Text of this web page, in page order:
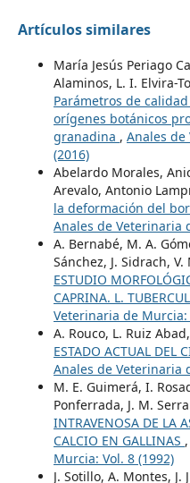
Artículos similares
María Jesús Periago
Alaminos, L. I. Elvira-
Parámetros de
orígenes botánicos
granadina , Anales
(2016)
Abelardo Morales,
Arevalo, Antonio
la deformación del
Anales de Veterinaria
A. Bernabé, M. A.
Sánchez, J. Sidrach,
ESTUDIO
CAPRINA. L.
Veterinaria de Murcia:
A. Rouco, L. Ruiz
ESTADO ACTUAL DEL
Anales de Veterinaria
M. E. Guimerá, I.
Ponferrada, J. M.
INTRAVENOSA DE LA
CALCIO EN GALLINAS ,
Murcia: Vol. 8 (1992)
J. Sotillo, A. Montes, J.